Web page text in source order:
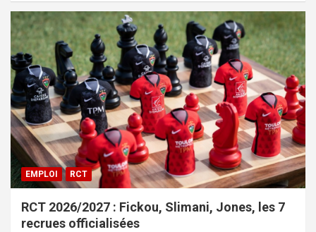
EMPLOI RCT
RCT 2026/2027 : Fickou, Slimani, Jones, les 7
recrues officialisées